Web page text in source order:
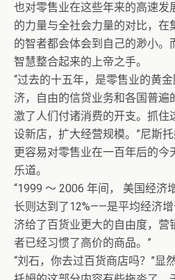
也对零售业在这些年来的高速
的力量与全社会力量的对比，在
的智者都会体会到自己的渺小。
智慧整合起来的上帝之手。
“过去的十五年，是零售业的黄
济，自由的信贷业务和各国普遍
激了人们付诸消费的开支。抓住
设新店，扩大经营规模。”尼斯
更容易对零售业在一百年后的今
乐道。
“1999 ～ 2006 年间， 美国经济
长则达到了12%——是平均经济
济给了百货业更大的自由度，营
者已经习惯了高价的商品。”
“刘石，你去过百货商店吗？”显